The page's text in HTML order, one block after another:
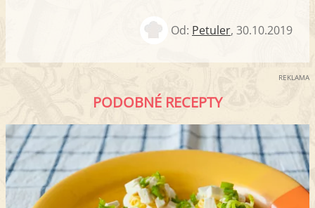
Od: Petuler, 30.10.2019
REKLAMA
PODOBNÉ RECEPTY